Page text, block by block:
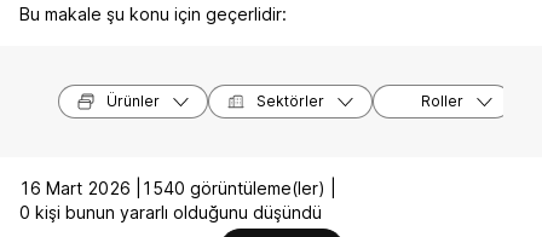
Bu makale şu konu için geçerlidir:
Ürünler Sektörler Roller
16 Mart 2026 |
1540 görüntüleme(ler) |
0 kişi bunun yararlı olduğunu düşündü